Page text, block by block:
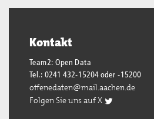
Kontakt
Team2: Open Data
Tel.: 0241 432-15204 oder -15200
offenedaten@mail.aachen.de
Folgen Sie uns auf X